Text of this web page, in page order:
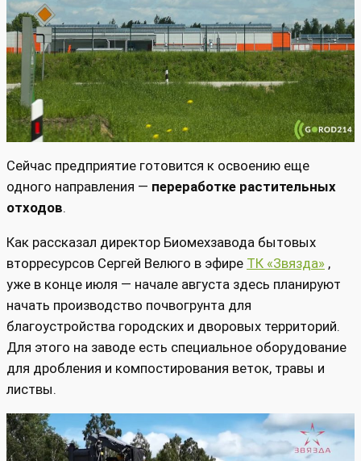
Сейчас предприятие готовится к освоению еще
одного направления — переработке растительных
отходов.
Как рассказал директор Биомехзавода бытовых
вторресурсов Сергей Велюго в эфире ТК «Звязда» ,
уже в конце июля — начале августа здесь планируют
начать производство почвогрунта для
благоустройства городских и дворовых территорий.
Для этого на заводе есть специальное оборудование
для дробления и компостирования веток, травы и
листвы.